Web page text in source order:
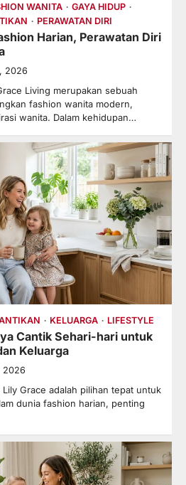
WANITA
GAYA HIDUP
PERAWATAN DIRI
Harian, Perawatan Diri
2026
Living merupakan sebuah
fashion wanita modern,
wanita. Dalam kehidupan…
KELUARGA LIFESTYLE
Cantik Sehari-hari untuk
Keluarga
2026
Grace adalah pilihan tepat untuk
dunia fashion harian, penting